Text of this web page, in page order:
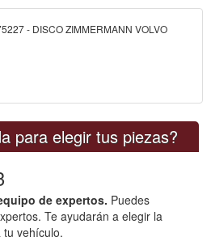
- DISCO ZIMMERMANN VOLVO
para elegir tus piezas?
de expertos. Puedes
Te ayudarán a elegir la
vehículo.